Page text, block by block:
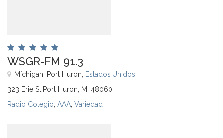
WSGR-FM 91.3
Míchigan, Port Huron, Estados Unidos
323 Erie St.Port Huron, MI 48060
Radio Colegio AAA Variedad